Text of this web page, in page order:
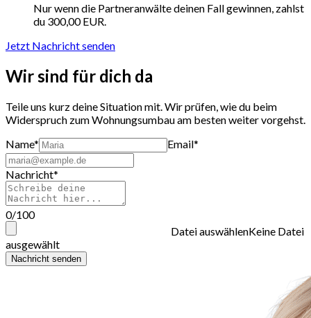
Nur wenn die Partneranwälte deinen Fall gewinnen, zahlst
du 300,00 EUR.
Jetzt Nachricht senden
Wir sind für dich da
Teile uns kurz deine Situation mit. Wir prüfen, wie du beim
Widerspruch zum Wohnungsumbau am besten weiter vorgehst.
Name*
Email*
Nachricht*
0/100
Datei auswählenKeine Datei
ausgewählt
Nachricht senden